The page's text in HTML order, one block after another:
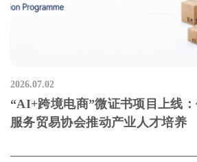
2026.07.02
“AI+跨境电商”微证书项目上线
服务贸易协会推动产业人才培养